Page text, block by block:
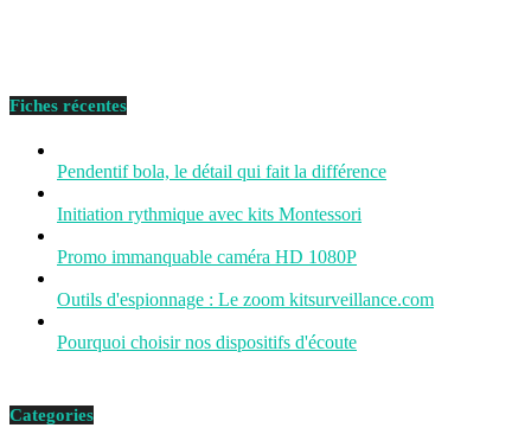
Fiches récentes
Pendentif bola, le détail qui fait la différence
Initiation rythmique avec kits Montessori
Promo immanquable caméra HD 1080P
Outils d'espionnage : Le zoom kitsurveillance.com
Pourquoi choisir nos dispositifs d'écoute
Categories